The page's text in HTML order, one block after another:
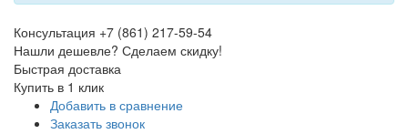
Консультация +7 (861) 217-59-54
Нашли дешевле? Сделаем скидку!
Быстрая доставка
Купить в 1 клик
Добавить в сравнение
Заказать звонок